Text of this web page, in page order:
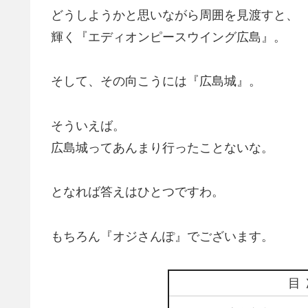
どうしようかと思いながら周囲を見渡すと、
輝く『エディオンピースウイング広島』。
そして、その向こうには『広島城』。
そういえば。
広島城ってあんまり行ったことないな。
となれば答えはひとつですわ。
もちろん『オジさんぽ』でございます。